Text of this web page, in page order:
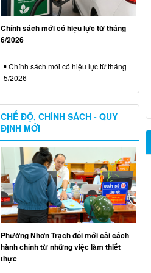
Chính sách mới có hiệu lực từ tháng
6/2026
Chính sách mới có hiệu lực từ tháng
5/2026
CHẾ ĐỘ, CHÍNH SÁCH - QUY
ĐỊNH MỚI
Phường Nhơn Trạch đổi mới cải cách
hành chính từ những việc làm thiết
thực